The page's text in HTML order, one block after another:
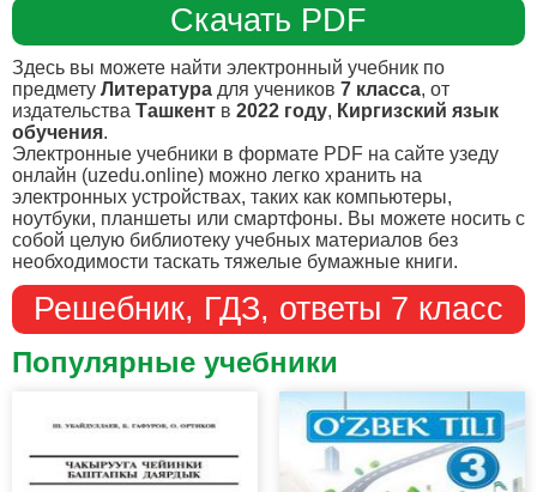
Скачать PDF
Здесь вы можете найти электронный учебник по
предмету Литература для учеников 7 класса, от
издательства Ташкент в 2022 году, Киргизский язык
обучения.
Электронные учебники в формате PDF на сайте узеду
онлайн (uzedu.online) можно легко хранить на
электронных устройствах, таких как компьютеры,
ноутбуки, планшеты или смартфоны. Вы можете носить с
собой целую библиотеку учебных материалов без
необходимости таскать тяжелые бумажные книги.
Решебник, ГДЗ, ответы 7 класс
Популярные учебники